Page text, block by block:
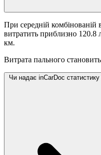
При середній комбінованій
витратить приблизно 120.8
км.
Витрата пального становить
Чи надає inCarDoc